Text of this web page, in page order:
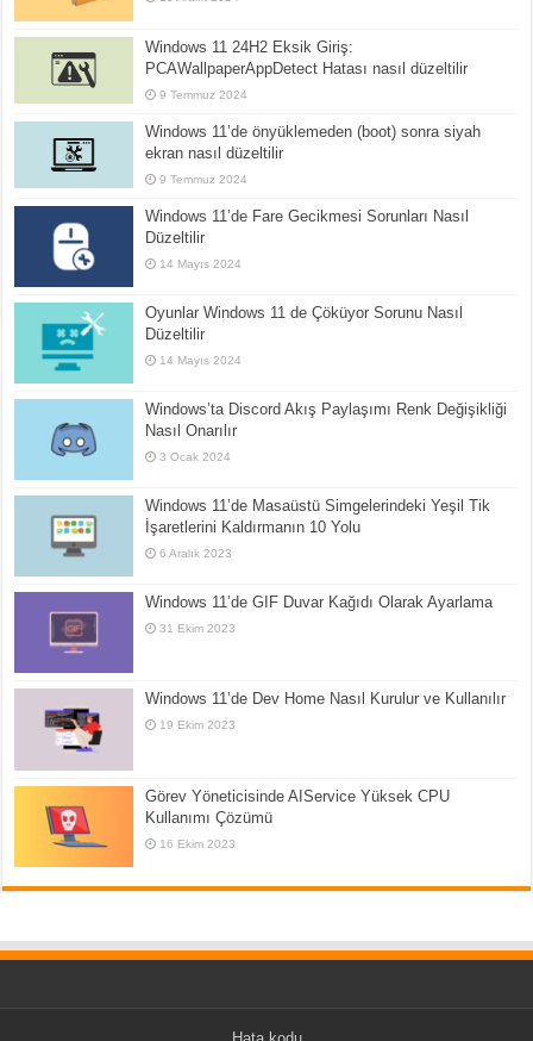
Windows 11 24H2 Eksik Giriş:
PCAWallpaperAppDetect Hatası nasıl düzeltilir
9 Temmuz 2024
Windows 11’de önyüklemeden (boot) sonra siyah
ekran nasıl düzeltilir
9 Temmuz 2024
Windows 11’de Fare Gecikmesi Sorunları Nasıl
Düzeltilir
14 Mayıs 2024
Oyunlar Windows 11 de Çöküyor Sorunu Nasıl
Düzeltilir
14 Mayıs 2024
Windows’ta Discord Akış Paylaşımı Renk Değişikliği
Nasıl Onarılır
3 Ocak 2024
Windows 11’de Masaüstü Simgelerindeki Yeşil Tik
İşaretlerini Kaldırmanın 10 Yolu
6 Aralık 2023
Windows 11’de GIF Duvar Kağıdı Olarak Ayarlama
31 Ekim 2023
Windows 11’de Dev Home Nasıl Kurulur ve Kullanılır
19 Ekim 2023
Görev Yöneticisinde AIService Yüksek CPU
Kullanımı Çözümü
16 Ekim 2023